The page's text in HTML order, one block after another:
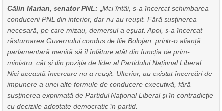
Călin Marian, senator PNL: „Mai întâi, s-a încercat schimbarea
conducerii PNL din interior, dar nu au reușit. Fără susținerea
necesară, pe care mizau, demersul a eșuat. Apoi, s-a încercat
răsturnarea Guvernului condus de Ilie Bolojan, printr-o alianță
parlamentară menită să îl înlăture atât din funcția de prim-
ministru, cât și din poziția de lider al Partidului Național Liberal.
Nici această încercare nu a reușit. Ulterior, au existat încercări de
impunere a unei alte formule de conducere executivă, fără
susținerea exprimată de Partidul Național Liberal și în contradicție
cu deciziile adoptate democratic în partid.